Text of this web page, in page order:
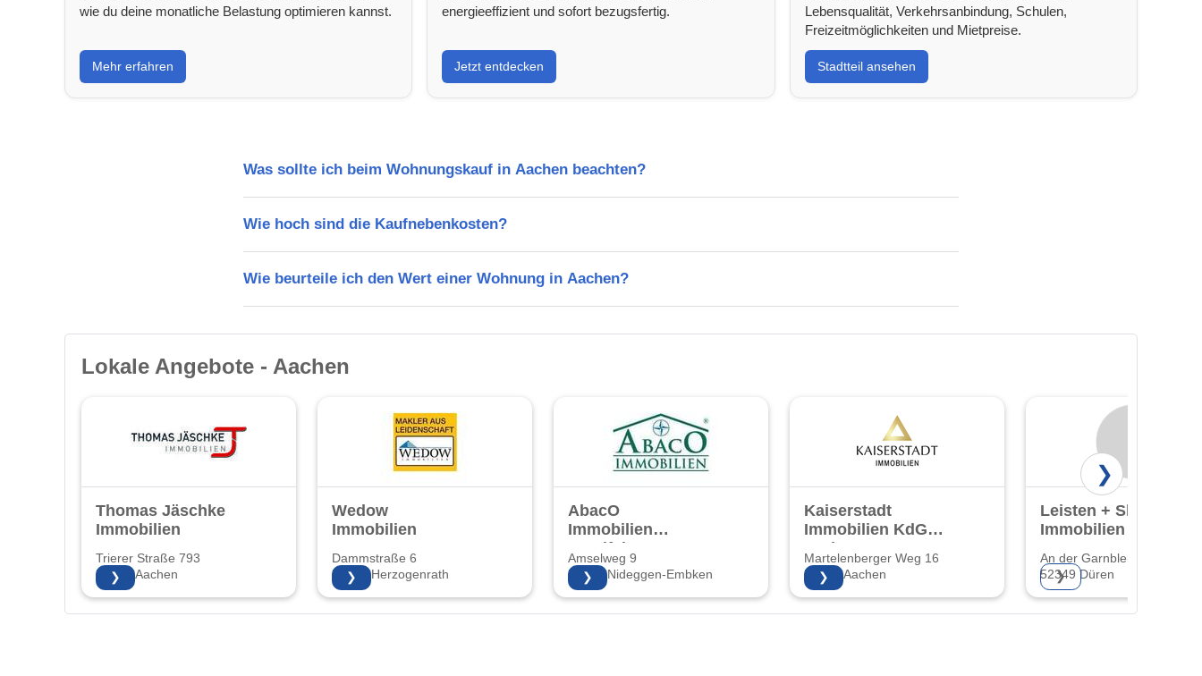
wie du deine monatliche Belastung optimieren kannst.
Mehr erfahren
energieeffizient und sofort bezugsfertig.
Jetzt entdecken
Lebensqualität, Verkehrsanbindung, Schulen,
Freizeitmöglichkeiten und Mietpreise.
Stadtteil ansehen
Was sollte ich beim Wohnungskauf in Aachen beachten?
Wie hoch sind die Kaufnebenkosten?
Wie beurteile ich den Wert einer Wohnung in Aachen?
Lokale Angebote - Aachen
Thomas Jäschke
Immobilien
Trierer Straße 793
52078 Aachen
❯
Wedow
Immobilien
Dammstraße 6
52134 Herzogenrath
❯
AbacO
Immobilien
Voreifel
Amselweg 9
52385 Nideggen-Embken
❯
Kaiserstadt
Immobilien KdG
GmbH & Co. KG
Martelenberger Weg 16
52066 Aachen
❯
Leisten + Sharif
Immobilien GmbH
An der Garnbleiche 12
52349 Düren
❯
❯